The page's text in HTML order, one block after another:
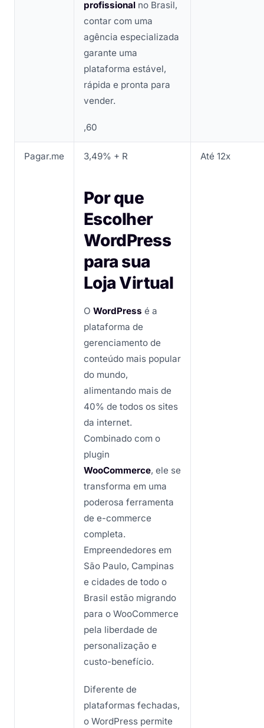
profissional no Brasil,
contar com uma
agência especializada
garante uma
plataforma estável,
rápida e pronta para
vender.
,60
Pagar.me 3,49% + R
Por que
Escolher
WordPress
para sua
Loja Virtual
O WordPress é a
plataforma de
gerenciamento de
conteúdo mais popular
do mundo,
alimentando mais de
40% de todos os sites
da internet.
Combinado com o
plugin
WooCommerce, ele se
transforma em uma
poderosa ferramenta
de e-commerce
completa.
Empreendedores em
São Paulo, Campinas
e cidades de todo o
Brasil estão migrando
para o WooCommerce
pela liberdade de
personalização e
custo-benefício.
Diferente de
plataformas fechadas,
o WordPress permite
Até 12x